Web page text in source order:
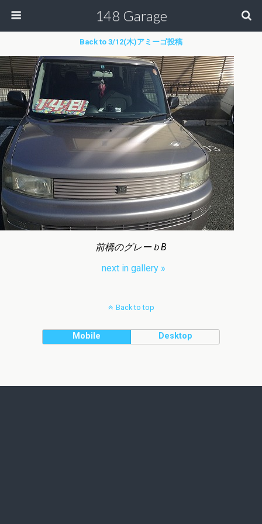
148 Garage
Back to 3/12(木)アミーゴ投稿
前橋のグレーｂB
next in gallery »
Back to top
Mobile Desktop